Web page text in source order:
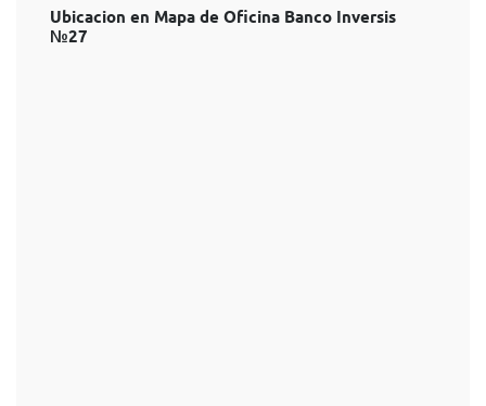
Ubicacion en Mapa de Oficina Banco Inversis
№27